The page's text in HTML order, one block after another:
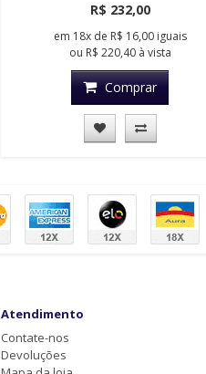
R$ 232,00
em 18xde R$ 16,00 iguais
ou R$ 220,40à vista
Comprar
Atendimento
Contate-nos
Devoluções